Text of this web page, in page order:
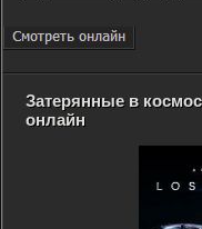
Затерянные в
онлайн